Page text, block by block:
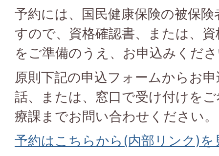
予約には、国民健康保険の被保
すので、資格確認書、または、
をご準備のうえ、お申込みくだ
原則下記の申込フォームからお
話、または、窓口で受け付けを
療課までお問い合わせください。
予約はこちらから(内部リンク)を